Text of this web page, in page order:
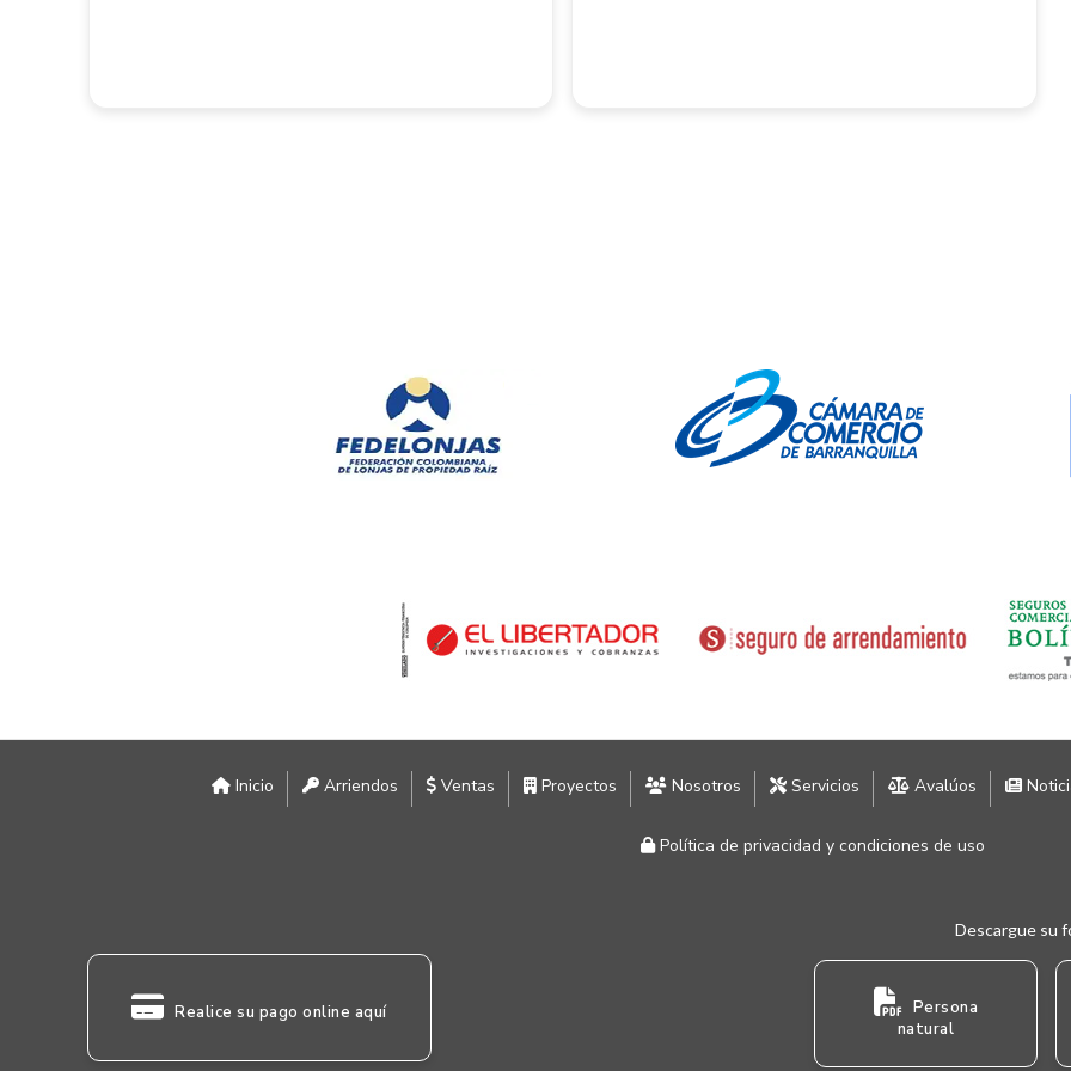
Inicio Arriendos Ventas Proyectos Nosotros Servicios Avalúos
Política de privacidad y condiciones de uso
Realice su pago online aquí
Descargue su
Persona
natural